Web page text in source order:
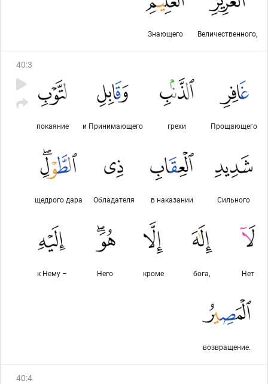
Величественного,
Знающего
40:3
Прощающего
грехи
и Принимающего
покаяние
Сильного
в наказании
Обладателя
щедрого дара
Нет
бога,
кроме
Него
к Нему –
возвращение.
40:4